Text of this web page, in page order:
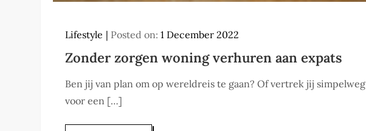
Lifestyle Posted on:1 December 2022
Zonder zorgen woning verhuren aan expats
Ben jij van plan om op wereldreis te gaan? Of vertrek jij simpelweg
voor een […]